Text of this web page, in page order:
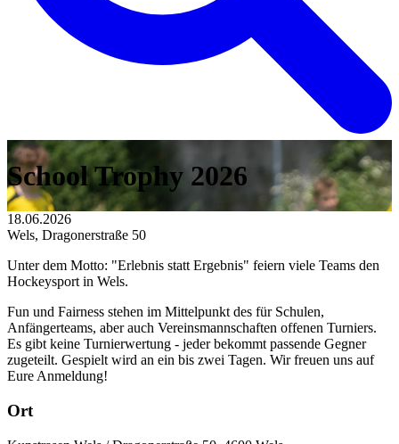
School Trophy 2026
18.06.2026
Wels, Dragonerstraße 50
Unter dem Motto: "Erlebnis statt Ergebnis" feiern viele Teams den
Hockeysport in Wels.
Fun und Fairness stehen im Mittelpunkt des für Schulen,
Anfängerteams, aber auch Vereinsmannschaften offenen Turniers.
Es gibt keine Turnierwertung - jeder bekommt passende Gegner
zugeteilt. Gespielt wird an ein bis zwei Tagen. Wir freuen uns auf
Eure Anmeldung!
Ort